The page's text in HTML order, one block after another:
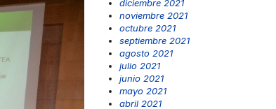
diciembre 2021
noviembre 2021
octubre 2021
septiembre 2021
agosto 2021
julio 2021
junio 2021
mayo 2021
abril 2021